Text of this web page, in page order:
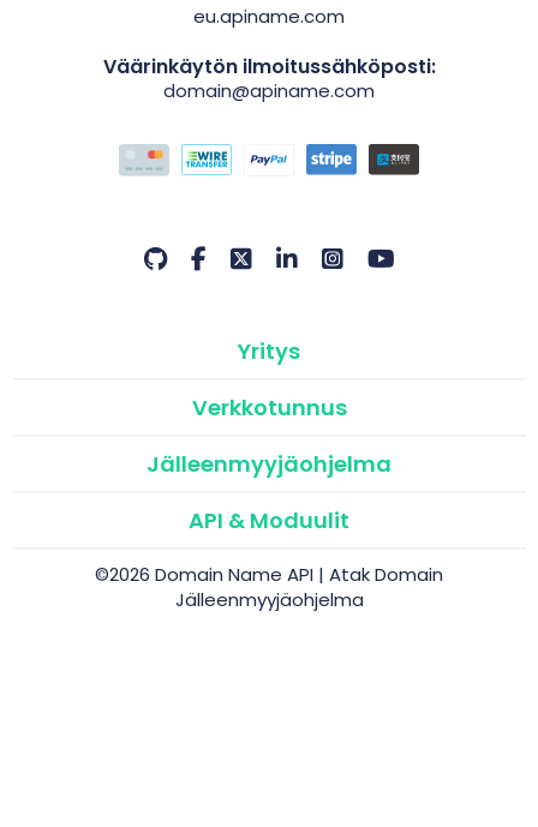
eu.apiname.com
Väärinkäytön ilmoitussähköposti:
domain@apiname.com
Yritys
Verkkotunnus
Jälleenmyyjäohjelma
API & Moduulit
©2026 Domain Name API | Atak Domain
Jälleenmyyjäohjelma